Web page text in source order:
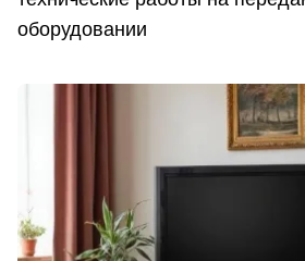
оборудовании